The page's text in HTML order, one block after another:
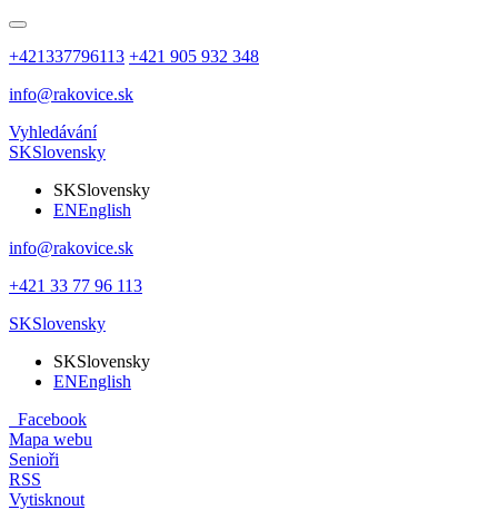
+421337796113 +421 905 932 348
info@rakovice.sk
Vyhledávání
SKSlovensky
SKSlovensky
ENEnglish
info@rakovice.sk
+421 33 77 96 113
SKSlovensky
SKSlovensky
ENEnglish
Facebook
Mapa webu
Senioři
RSS
Vytisknout